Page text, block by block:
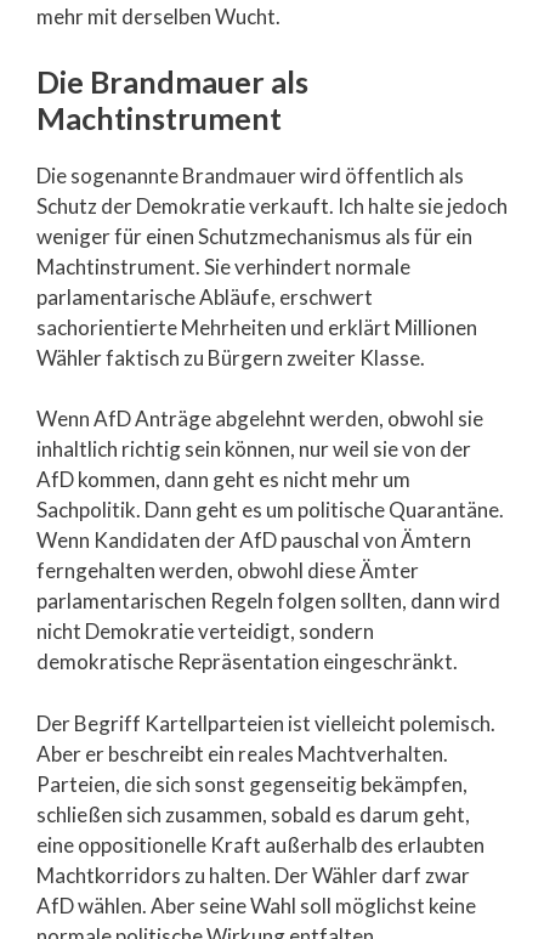
mehr mit derselben Wucht.
Die Brandmauer als
Machtinstrument
Die sogenannte Brandmauer wird öffentlich als
Schutz der Demokratie verkauft. Ich halte sie jedoch
weniger für einen Schutzmechanismus als für ein
Machtinstrument. Sie verhindert normale
parlamentarische Abläufe, erschwert
sachorientierte Mehrheiten und erklärt Millionen
Wähler faktisch zu Bürgern zweiter Klasse.
Wenn AfD Anträge abgelehnt werden, obwohl sie
inhaltlich richtig sein können, nur weil sie von der
AfD kommen, dann geht es nicht mehr um
Sachpolitik. Dann geht es um politische Quarantäne.
Wenn Kandidaten der AfD pauschal von Ämtern
ferngehalten werden, obwohl diese Ämter
parlamentarischen Regeln folgen sollten, dann wird
nicht Demokratie verteidigt, sondern
demokratische Repräsentation eingeschränkt.
Der Begriff Kartellparteien ist vielleicht polemisch.
Aber er beschreibt ein reales Machtverhalten.
Parteien, die sich sonst gegenseitig bekämpfen,
schließen sich zusammen, sobald es darum geht,
eine oppositionelle Kraft außerhalb des erlaubten
Machtkorridors zu halten. Der Wähler darf zwar
AfD wählen. Aber seine Wahl soll möglichst keine